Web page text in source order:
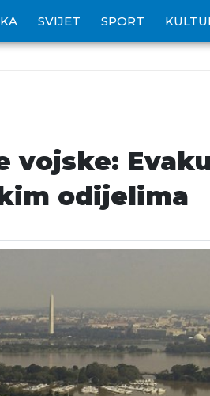
SVIJET SPORT
vojske:
odijelima